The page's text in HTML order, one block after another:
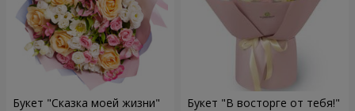
Букет "Сказка моей жизни" Букет "В восторге от тебя!"